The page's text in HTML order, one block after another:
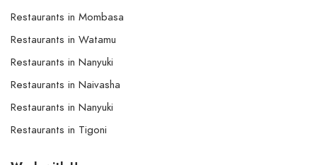
Restaurants in Mombasa
Restaurants in Watamu
Restaurants in Nanyuki
Restaurants in Naivasha
Restaurants in Nanyuki
Restaurants in Tigoni